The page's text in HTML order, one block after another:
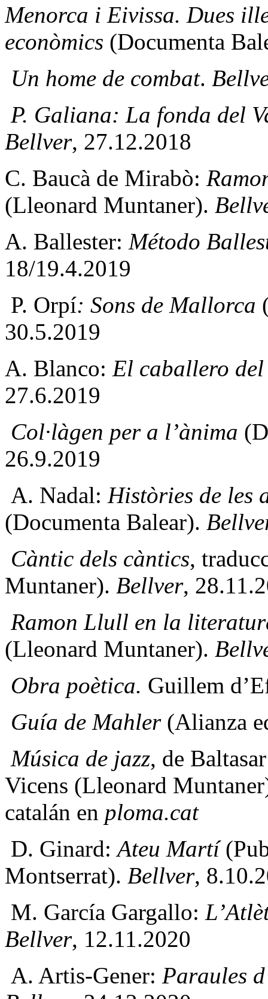
Menorca i Eivissa. Dues
econòmics (Documenta
Un home de combat.
P. Galiana: La fonda del
Bellver, 27.12.2018
C. Baucà de Mirabò:
(Lleonard Muntaner).
A. Ballester: Método
18/19.4.2019
P. Orpí: Sons de Mallorca
30.5.2019
A. Blanco: El caballero del
27.6.2019
Col·làgen per a l’ànima
26.9.2019
A. Nadal: Històries de les
(Documenta Balear).
Càntic dels càntics,
Muntaner). Bellver,
Ramon Llull en la
(Lleonard Muntaner).
Obra poètica. Guillem
Guía de Mahler(Alianza
Música de jazz, de
Vicens (Lleonard
catalán en ploma.cat
D. Ginard:Ateu Martí
Montserrat). Bellver,
M. García Gargallo:
Bellver, 12.11.2020
A. Artis-Gener: Paraules